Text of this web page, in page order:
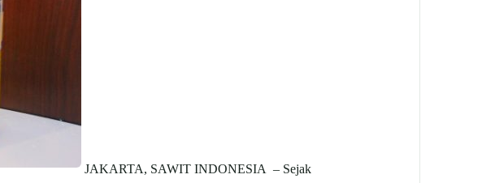
JAKARTA, SAWIT INDONESIA – Sejak